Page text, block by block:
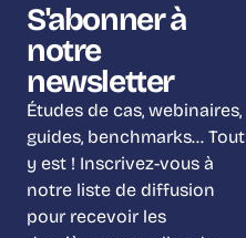
S'abonner à
notre
newsletter
Études de cas, webinaires,
guides, benchmarks… Tout
y est ! Inscrivez-vous à
notre liste de diffusion
pour recevoir les